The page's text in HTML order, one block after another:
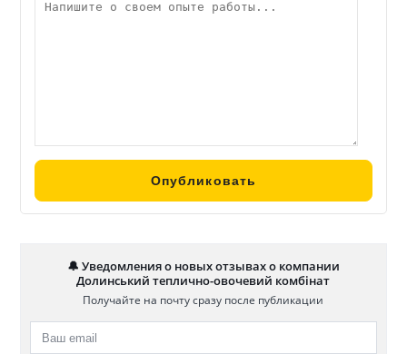
🔔 Уведомления о новых отзывах о компании
Долинський теплично-овочевий комбінат
Получайте на почту сразу после публикации